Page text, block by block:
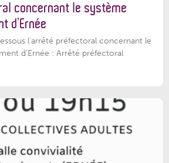
concernant le système
d’Ernée
l’arrêté préfectoral concernant le
d'Ernée : Arrêté préfectoral